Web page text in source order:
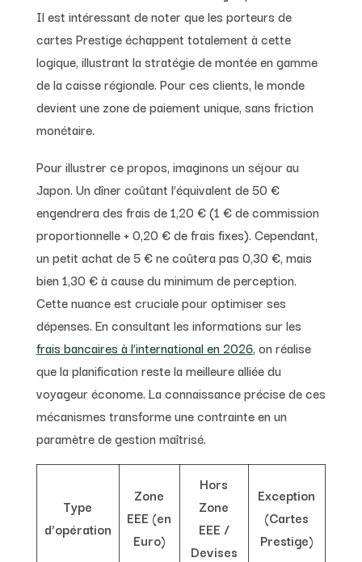
Il est intéressant de noter que les porteurs de
cartes Prestige échappent totalement à cette
logique, illustrant la stratégie de montée en gamme
de la caisse régionale. Pour ces clients, le monde
devient une zone de paiement unique, sans friction
monétaire.
Pour illustrer ce propos, imaginons un séjour au
Japon. Un dîner coûtant l’équivalent de 50 €
engendrera des frais de 1,20 € (1 € de commission
proportionnelle + 0,20 € de frais fixes). Cependant,
un petit achat de 5 € ne coûtera pas 0,30 €, mais
bien 1,30 € à cause du minimum de perception.
Cette nuance est cruciale pour optimiser ses
dépenses. En consultant les informations sur les
frais bancaires à l’international en 2026, on réalise
que la planification reste la meilleure alliée du
voyageur économe. La connaissance précise de ces
mécanismes transforme une contrainte en un
paramètre de gestion maîtrisé.
Type
d’opération
Zone
EEE (en
Euro)
Hors
Zone
EEE /
Devises
Exception
(Cartes
Prestige)